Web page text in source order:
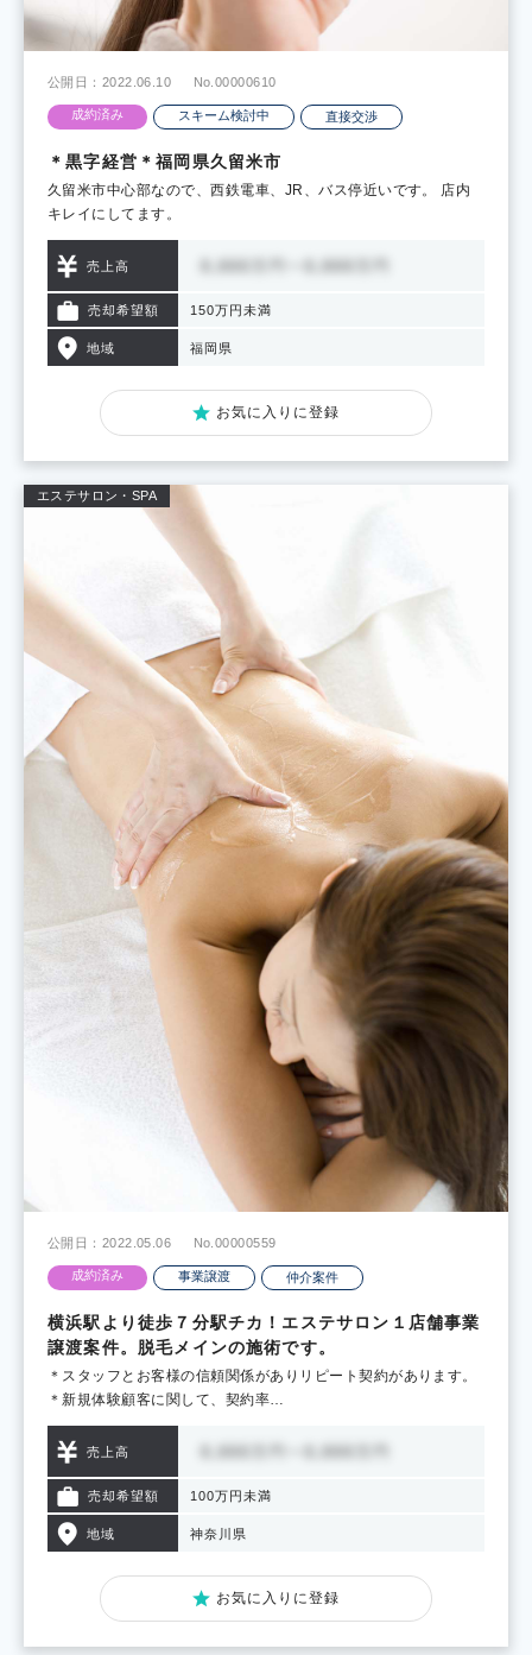
公開日：2022.06.10 No.00000610
成約済み スキーム検討中 直接交渉
＊黒字経営＊福岡県久留米市
久留米市中心部なので、西鉄電車、JR、バス停近いです。 店内
キレイにしてます。
売上高
売却希望額 150万円未満
地域 福岡県
お気に入りに登録
エステサロン・SPA
公開日：2022.05.06 No.00000559
成約済み 事業譲渡 仲介案件
横浜駅より徒歩７分駅チカ！エステサロン１店舗事業
譲渡案件。脱毛メインの施術です。
＊スタッフとお客様の信頼関係がありリピート契約があります。
＊新規体験顧客に関して、契約率…
売上高
売却希望額 100万円未満
地域 神奈川県
お気に入りに登録